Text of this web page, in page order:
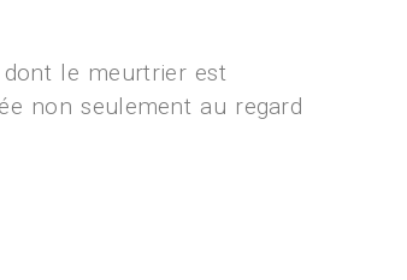
dont le meurtrier est
non seulement au regard